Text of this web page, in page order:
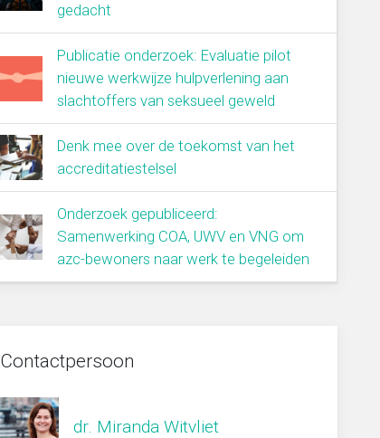
gedacht
Publicatie onderzoek: Evaluatie pilot
nieuwe werkwijze hulpverlening aan
slachtoffers van seksueel geweld
Denk mee over de toekomst van het
accreditatiestelsel
Onderzoek gepubliceerd:
Samenwerking COA, UWV en VNG om
azc-bewoners naar werk te begeleiden
Contactpersoon
dr. Miranda Witvliet